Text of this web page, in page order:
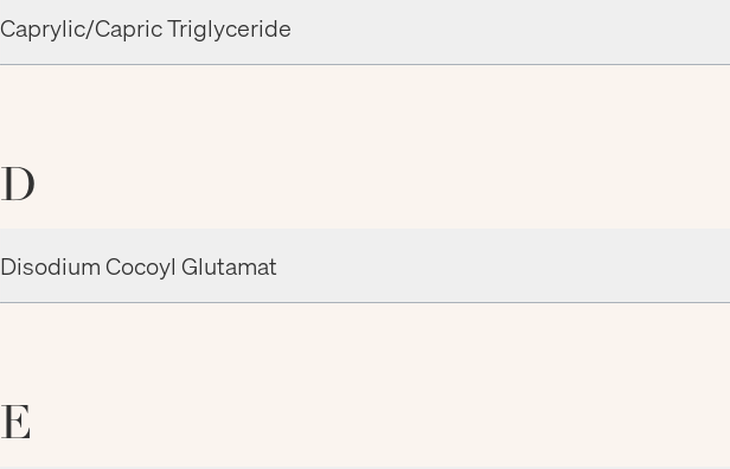
Caprylic/Capric Triglyceride
D
Disodium Cocoyl Glutamat
E